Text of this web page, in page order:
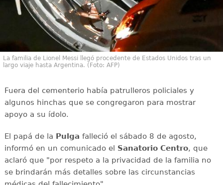
La familia de Lionel Messi llegó procedente de Estados Unidos tras un
largo viaje hasta Argentina. (Foto: AFP)
Fuera del cementerio había patrulleros policiales y
algunos hinchas que se congregaron para mostrar
apoyo a su ídolo.
El papá de la Pulga falleció el sábado 8 de agosto,
informó en un comunicado el Sanatorio Centro, que
aclaró que "por respeto a la privacidad de la familia no
se brindarán más detalles sobre las circunstancias